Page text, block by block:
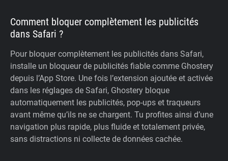
Comment bloquer complètement les publicités
dans Safari ?
Pour bloquer complètement les publicités dans Safari,
installe un bloqueur de publicités fiable comme Ghostery
depuis l’App Store. Une fois l’extension ajoutée et activée
dans les réglages de Safari, Ghostery bloque
automatiquement les publicités, pop-ups et traqueurs
avant même qu’ils ne se chargent. Tu profites ainsi d’une
navigation plus rapide, plus fluide et totalement privée,
sans distractions ni collecte de données cachée.